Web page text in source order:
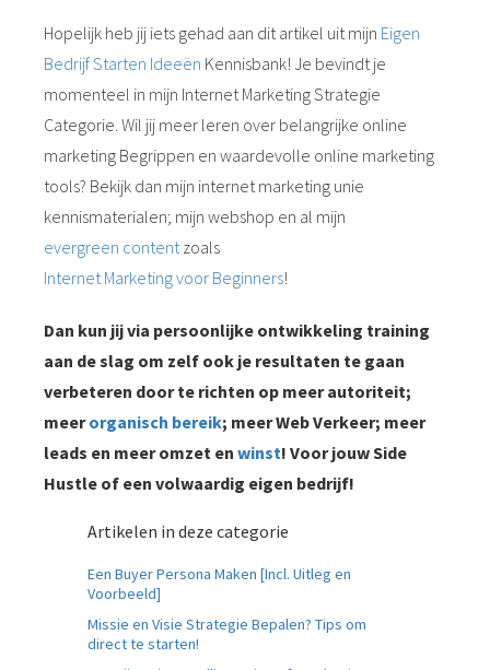
Hopelijk heb jij iets gehad aan dit artikel uit mijn Eigen
Bedrijf Starten Ideeën Kennisbank! Je bevindt je
momenteel in mijn Internet Marketing Strategie
Categorie. Wil jij meer leren over belangrijke online
marketing Begrippen en waardevolle online marketing
tools? Bekijk dan mijn internet marketing unie
kennismaterialen; mijn webshop en al mijn
evergreen content zoals
Internet Marketing voor Beginners!
Dan kun jij via persoonlijke ontwikkeling training
aan de slag om zelf ook je resultaten te gaan
verbeteren door te richten op meer autoriteit;
meerorganisch bereik; meer Web Verkeer; meer
leads en meer omzet en winst! Voor jouw Side
Hustle of een volwaardig eigen bedrijf!
Artikelen in deze categorie
Een Buyer Persona Maken [Incl. Uitleg en
Voorbeeld]
Missie en Visie Strategie Bepalen? Tips om
direct te starten!